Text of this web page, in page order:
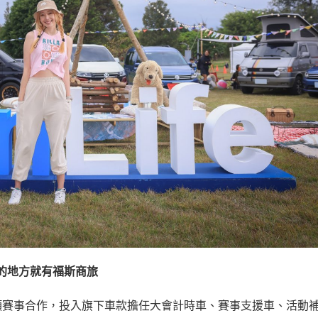
地方就有福斯商旅
事合作，投入旗下車款擔任大會計時車、賽事支援車、活動